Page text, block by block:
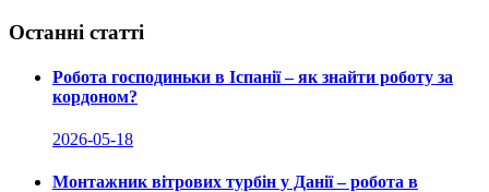
Останні статті
Робота господиньки в Іспанії – як знайти роботу за
кордоном?
2026-05-18
Монтажник вітрових турбін у Данії – робота в